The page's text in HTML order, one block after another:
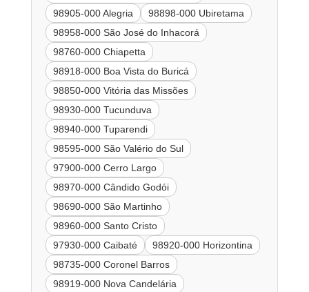
98905-000 Alegria
98898-000 Ubiretama
98958-000 São José do Inhacorá
98760-000 Chiapetta
98918-000 Boa Vista do Buricá
98850-000 Vitória das Missões
98930-000 Tucunduva
98940-000 Tuparendi
98595-000 São Valério do Sul
97900-000 Cerro Largo
98970-000 Cândido Godói
98690-000 São Martinho
98960-000 Santo Cristo
97930-000 Caibaté
98920-000 Horizontina
98735-000 Coronel Barros
98919-000 Nova Candelária